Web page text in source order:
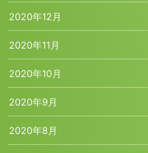
2020年12月
2020年11月
2020年10月
2020年9月
2020年8月